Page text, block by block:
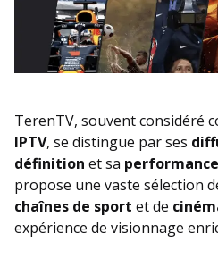
TerenTV, souvent considéré
IPTV, se distingue par ses
définition et sa
propose une vaste sélection
chaînes de sport et de
expérience de visionnage